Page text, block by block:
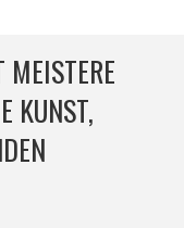
MEISTERE
KUNST,